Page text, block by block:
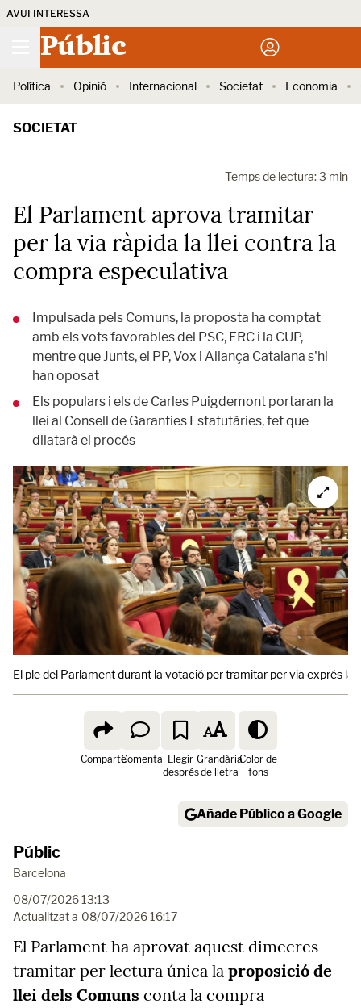
AVUI INTERESSA
Públic
Política Opinió Internacional Societat Economia
SOCIETAT
Temps de lectura: 3 min
El Parlament aprova tramitar
per la via ràpida la llei contra la
compra especulativa
Impulsada pels Comuns, la proposta ha comptat
amb els vots favorables del PSC, ERC i la CUP,
mentre que Junts, el PP, Vox i Aliança Catalana s'hi
han oposat
Els populars i els de Carles Puigdemont portaran la
llei al Consell de Garanties Estatutàries, fet que
dilatarà el procés
El ple del Parlament durant la votació per tramitar per via exprés
ComparteComenta Llegir
després
Grandària
de lletra
Color de
fons
Añade Público a Google
Públic
Barcelona
08/07/2026 13:13
Actualitzat a 08/07/2026 16:17
El Parlament ha aprovat aquest dimecres
tramitar per lectura única la proposició de
llei dels Comuns conta la compra